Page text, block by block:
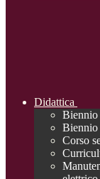
Didattica
Biennio
Biennio
Corso